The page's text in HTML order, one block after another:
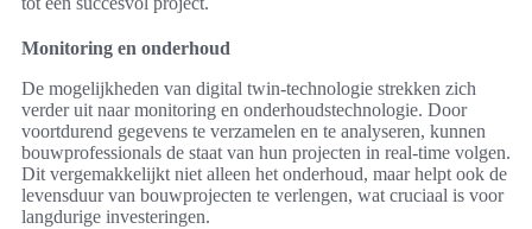
Monitoring en onderhoud
De mogelijkheden van digital twin-technologie strekken zich
verder uit naar monitoring en onderhoudstechnologie. Door
voortdurend gegevens te verzamelen en te analyseren, kunnen
bouwprofessionals de staat van hun projecten in real-time volgen.
Dit vergemakkelijkt niet alleen het onderhoud, maar helpt ook de
levensduur van bouwprojecten te verlengen, wat cruciaal is voor
langdurige investeringen.